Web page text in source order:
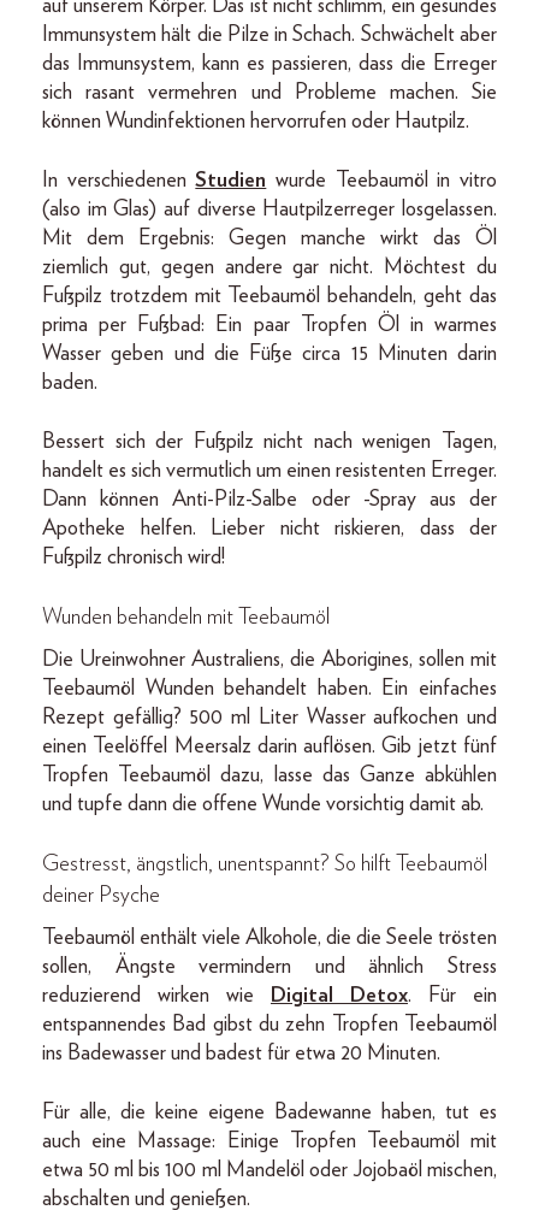
auf unserem Körper. Das ist nicht schlimm, ein gesundes
Immunsystem hält die Pilze in Schach. Schwächelt aber
das Immunsystem, kann es passieren, dass die Erreger
sich rasant vermehren und Probleme machen. Sie
können Wundinfektionen hervorrufen oder Hautpilz.
In verschiedenenStudien wurde Teebaumöl in vitro
(also im Glas) auf diverse Hautpilzerreger losgelassen.
Mit dem Ergebnis: Gegen manche wirkt das Öl
ziemlich gut, gegen andere gar nicht. Möchtest du
Fußpilz trotzdem mit Teebaumöl behandeln, geht das
prima per Fußbad: Ein paar Tropfen Öl in warmes
Wasser geben und die Füße circa 15 Minuten darin
baden.
Bessert sich der Fußpilz nicht nach wenigen Tagen,
handelt es sich vermutlich um einen resistenten Erreger.
Dann können Anti-Pilz-Salbe oder -Spray aus der
Apotheke helfen. Lieber nicht riskieren, dass der
Fußpilz chronisch wird!
Wunden behandeln mit Teebaumöl
Die Ureinwohner Australiens, die Aborigines, sollen mit
Teebaumöl Wunden behandelt haben. Ein einfaches
Rezept gefällig? 500 ml Liter Wasser aufkochen und
einen Teelöffel Meersalz darin auflösen. Gib jetzt fünf
Tropfen Teebaumöl dazu, lasse das Ganze abkühlen
und tupfe dann die offene Wunde vorsichtig damit ab.
Gestresst, ängstlich, unentspannt? So hilft Teebaumöl
deiner Psyche
Teebaumöl enthält viele Alkohole, die die Seele trösten
sollen, Ängste vermindern und ähnlich Stress
reduzierend wirken wie Digital Detox. Für ein
entspannendes Bad gibst du zehn Tropfen Teebaumöl
ins Badewasser und badest für etwa 20 Minuten.
Für alle, die keine eigene Badewanne haben, tut es
auch eine Massage: Einige Tropfen Teebaumöl mit
etwa 50 ml bis 100 ml Mandelöl oder Jojobaöl mischen,
abschalten und genießen.